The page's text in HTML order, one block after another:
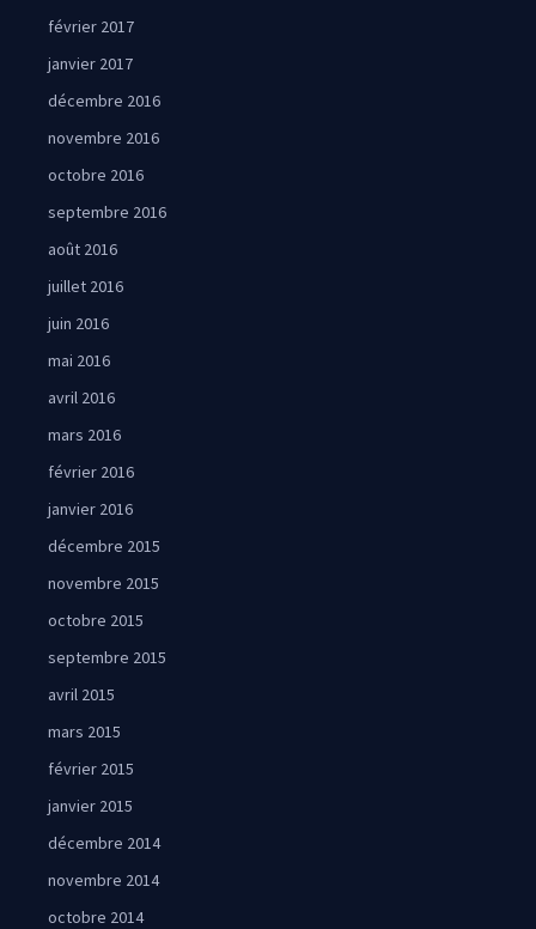
février 2017
janvier 2017
décembre 2016
novembre 2016
octobre 2016
septembre 2016
août 2016
juillet 2016
juin 2016
mai 2016
avril 2016
mars 2016
février 2016
janvier 2016
décembre 2015
novembre 2015
octobre 2015
septembre 2015
avril 2015
mars 2015
février 2015
janvier 2015
décembre 2014
novembre 2014
octobre 2014